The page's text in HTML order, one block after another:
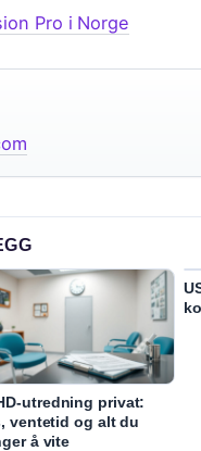
Pro i Norge
utredning privat:
ventetid og alt du
å vite